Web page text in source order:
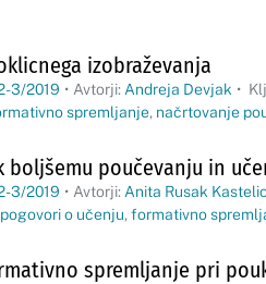
izobraževanja
3/2019 • Avtorji: Andreja Devjak •
spremljanje, načrtovanje
poučevanju in
3/2019 • Avtorji: Anita Rusak Kastelic
pogovori o učenju, formativno
spremljanje pri